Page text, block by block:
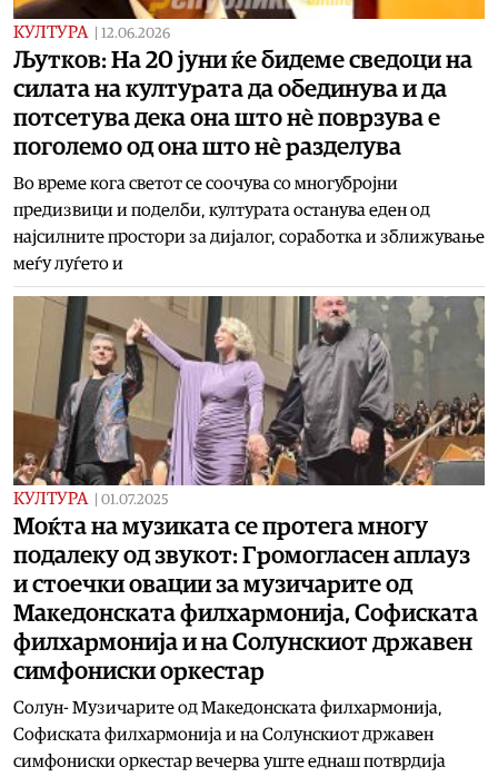
КУЛТУРА 12.06.2026
Љутков: На 20 јуни ќе бидеме сведоци на
силата на културата да обединува и да
потсетува дека она што нè поврзува е
поголемо од она што нè разделува
Во време кога светот се соочува со многубројни
предизвици и поделби, културата останува еден од
најсилните простори за дијалог, соработка и зближување
меѓу луѓето и
КУЛТУРА 01.07.2025
Моќта на музиката се протега многу
подалеку од звукот: Громогласен аплауз
и стоечки овации за музичарите од
Македонската филхармонија, Софиската
филхармонија и на Солунскиот државен
симфониски оркестар
Солун- Музичарите од Македонската филхармонија,
Софиската филхармонија и на Солунскиот државен
симфониски оркестар вечерва уште еднаш потврдија